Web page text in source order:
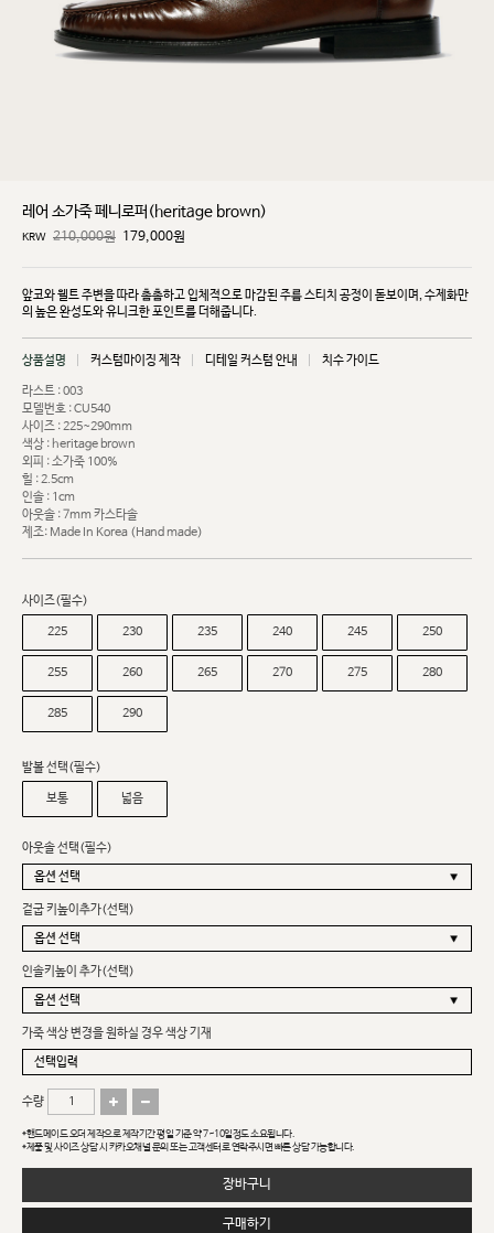
레어 소가죽 페니로퍼(heritage brown)
KRW 210,000원 179,000원
앞코와 웰트 주변을 따라 촘촘하고 입체적으로 마감된 주름 스티치 공정이 돋보이며, 수제화만
의 높은완성도와 유니크한 포인트를 더해줍니다.
상품설명 커스텀마이징 제작 디테일 커스텀 안내 치수 가이드
라스트 : 003
모델번호 : CU540
사이즈 : 225~290mm
색상 : heritage brown
외피 : 소가죽 100%
힐 : 2.5cm
인솔 : 1cm
아웃솔 : 7mm 카스타솔
제조: Made In Korea (Hand made)
사이즈(필수)
225 230 235 240 245 250
255 260 265 270 275 280
285 290
발볼 선택(필수)
보통 넓음
아웃솔 선택(필수)
겉굽 키높이추가(선택)
인솔키높이 추가(선택)
가죽 색상 변경을 원하실 경우 색상 기재
수량
*핸드메이드 오더 제작으로 제작기간 평일 기준 약 7~10일정도 소요됩니다.
*제품 및 사이즈 상담 시 카카오채널 문의 또는 고객센터로 연락주시면 빠른 상담 가능합니다.
장바구니
구매하기